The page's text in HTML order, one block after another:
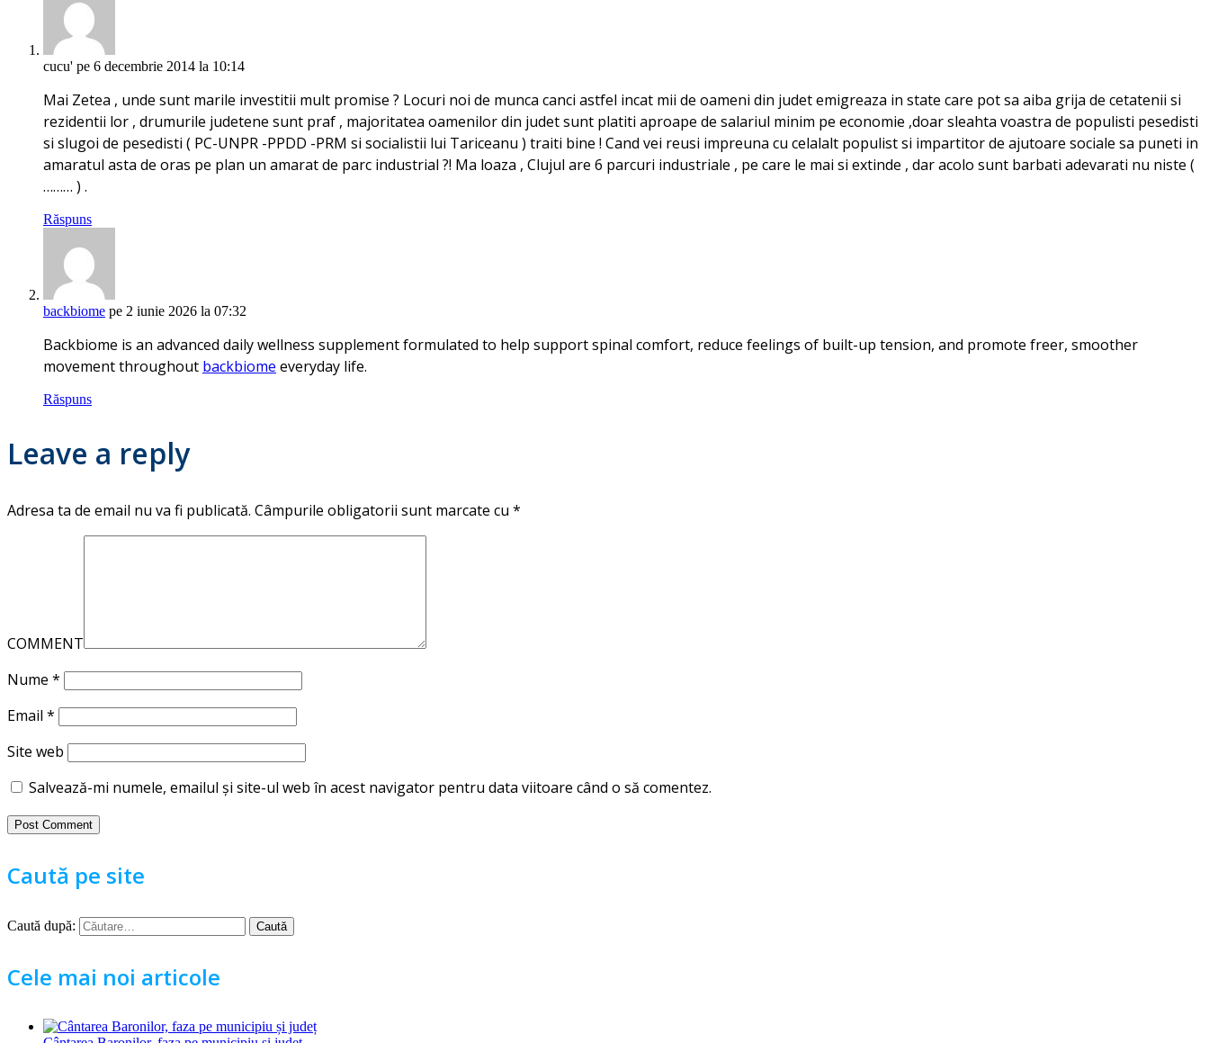
cucu' pe 6 decembrie 2014 la 10:14
Mai Zetea , unde sunt marile investitii mult promise ? Locuri noi de munca canci astfel incat mii de oameni din judet emigreaza in state care pot sa aiba grija de cetatenii si
rezidentii lor , drumurile judetene sunt praf , majoritatea oamenilor din judet sunt platiti aproape de salariul minim pe economie ,doar sleahta voastra de populisti pesedisti
si slugoi de pesedisti ( PC-UNPR -PPDD -PRM si socialistii lui Tariceanu ) traiti bine ! Cand vei reusi impreuna cu celalalt populist si impartitor de ajutoare sociale sa puneti in
amaratul asta de oras pe plan un amarat de parc industrial ?! Ma loaza , Clujul are 6 parcuri industriale , pe care le mai si extinde , dar acolo sunt barbati adevarati nu niste (
……… ) .
Răspuns
backbiome pe 2 iunie 2026 la 07:32
Backbiome is an advanced daily wellness supplement formulated to help support spinal comfort, reduce feelings of built-up tension, and promote freer, smoother
movement throughout backbiome everyday life.
Răspuns
Leave a reply
Adresa ta de email nu va fi publicată. Câmpurile obligatorii sunt marcate cu *
COMMENT
Nume *
Email *
Site web
Salvează-mi numele, emailul și site-ul web în acest navigator pentru data viitoare când o să comentez.
Caută pe site
Caută după:
Cele mai noi articole